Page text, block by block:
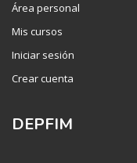
Área personal
Mis cursos
Iniciar sesión
Crear cuenta
DEPFIM